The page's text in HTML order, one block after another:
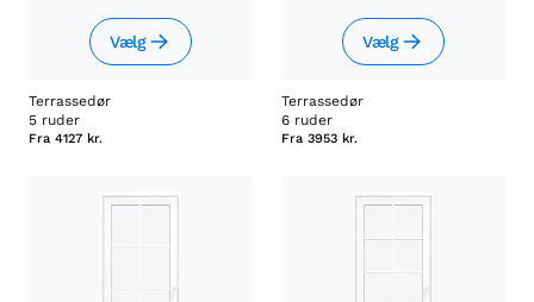
Vælg
Terrassedør
5 ruder
Fra 4127 kr.
Vælg
Terrassedør
6 ruder
Fra 3953 kr.